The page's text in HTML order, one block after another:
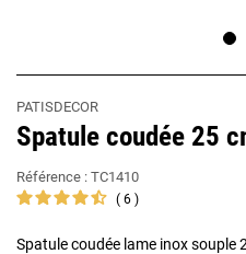
PATISDECOR
Spatule coudée 25
Référence : TC1410
6
Spatule coudée lame inox souple